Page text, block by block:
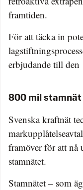
framtiden.
För att täcka in
erbjudande till
800 mil stamnät
Svenska kraftnät
framöver för att
stamnätet.
Stamnätet – som